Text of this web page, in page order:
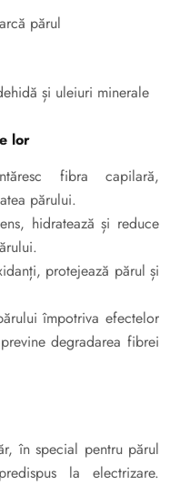
părul
și uleiuri minerale
lor
fibra capilară,
părului.
hidratează și reduce
protejează părul și
împotriva efectelor
degradarea fibrei
în special pentru părul
la electrizare.